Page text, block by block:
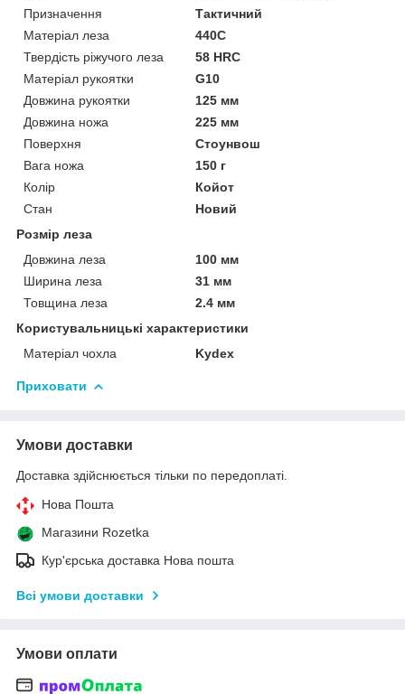
Призначення
Тактичний
Матеріал леза
440C
Твердість ріжучого леза
58 HRC
Матеріал рукоятки
G10
Довжина рукоятки
125 мм
Довжина ножа
225 мм
Поверхня
Стоунвош
Вага ножа
150 г
Колір
Койот
Стан
Новий
Розмір леза
Довжина леза
100 мм
Ширина леза
31 мм
Товщина леза
2.4 мм
Користувальницькі характеристики
Матеріал чохла
Kydex
Приховати
Умови доставки
Доставка здійснюється тільки по передоплаті.
Нова Пошта
Магазини Rozetka
Кур'єрська доставка Нова пошта
Всі умови доставки
Умови оплати